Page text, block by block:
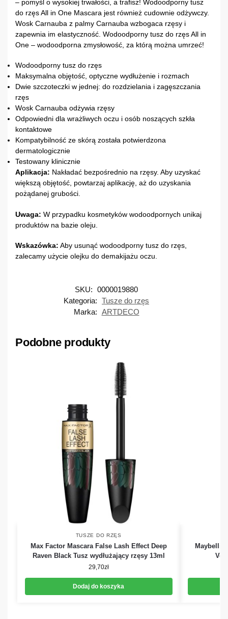
– pomyśl o wysokiej trwałości, a trafisz! Wodoodporny tusz
do rzęs All in One Mascara jest również cudownie odżywczy.
Wosk Carnauba z palmy Carnauba wzbogaca rzęsy i
zapewnia im elastyczność. Wodoodporny tusz do rzęs All in
One – wodoodporna zmysłowość, za którą można umrzeć!
Wodoodporny tusz do rzęs
Maksymalna objętość, optyczne wydłużenie i rozmach
Dwie szczoteczki w jednej: do rozdzielania i zagęszczania
rzęs
Wosk Carnauba odżywia rzęsy
Odpowiedni dla wrażliwych oczu i osób noszących szkła
kontaktowe
Kompatybilność ze skórą została potwierdzona
dermatologicznie
Testowany klinicznie
Aplikacja: Nakładać bezpośrednio na rzęsy. Aby uzyskać
większą objętość, powtarzaj aplikację, aż do uzyskania
pożądanej grubości.
Uwaga: W przypadku kosmetyków wodoodpornych unikaj
produktów na bazie oleju.
Wskazówka: Aby usunąć wodoodporny tusz do rzęs,
zalecamy użycie olejku do demakijażu oczu.
SKU: 0000019880
Kategoria: Tusze do rzęs
Marka: ARTDECO
Podobne produkty
TUSZE DO RZĘS
Max Factor Mascara False Lash Effect Deep
Raven Black Tusz wydłużający rzęsy 13ml
29,70zł
Dodaj do koszyka